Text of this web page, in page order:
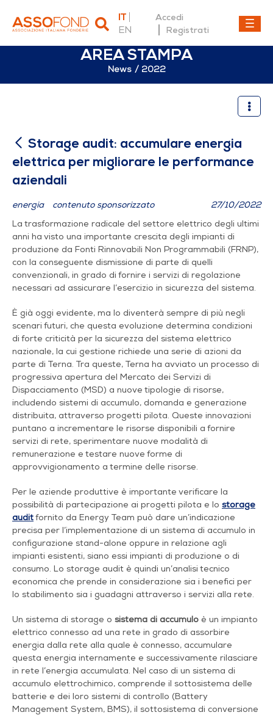
IT
EN
Accedi
Registrati
AREA STAMPA
News 2022
Storage audit:
Storage audit: accumulare energia
elettrica per migliorare le performance
aziendali
energia contenuto sponsorizzato
27/10/2022
La trasformazione radicale del settore elettrico degli ultimi
anni ha visto una importante crescita degli impianti di
produzione da Fonti Rinnovabili Non Programmabili (FRNP),
con la conseguente dismissione di parte di quelli
convenzionali, in grado di fornire i servizi di regolazione
necessari ad assicurare l’esercizio in sicurezza del sistema.
È già oggi evidente, ma lo diventerà sempre di più negli
scenari futuri, che questa evoluzione determina condizioni
di forte criticità per la sicurezza del sistema elettrico
nazionale, la cui gestione richiede una serie di azioni da
parte di Terna. Tra queste, Terna ha avviato un processo di
progressiva apertura del Mercato dei Servizi di
Dispacciamento (MSD) a nuove tipologie di risorse,
includendo sistemi di accumulo, domanda e generazione
distribuita, attraverso progetti pilota. Queste innovazioni
puntano a incrementare le risorse disponibili a fornire
servizi di rete, sperimentare nuove modalità di
remunerazione e testare nuove forme di
approvvigionamento a termine delle risorse.
Per le aziende produttive è importante verificare la
possibilità di partecipazione ai progetti pilota e lo storage
auditfornito da Energy Team può dare un’indicazione
precisa per l’implementazione di un sistema di accumulo in
configurazione stand-alone oppure in relazione agli
impianti esistenti, siano essi impianti di produzione o di
consumo. Lo storage audit è quindi un’analisi tecnico
economica che prende in considerazione sia i benefici per
lo stabilimento sia i guadagni attraverso i servizi alla rete.
Un sistema di storage o sistema di accumulo è un impianto
elettrico connesso ad una rete in grado di assorbire
energia dalla rete alla quale è connesso, accumulare
questa energia internamente e successivamente rilasciare
in rete l’energia accumulata. Nel caso di un sistema di
accumulo elettrochimico, comprende il sottosistema delle
batterie e dei loro sistemi di controllo (Battery
Management System, BMS), il sottosistema di conversione